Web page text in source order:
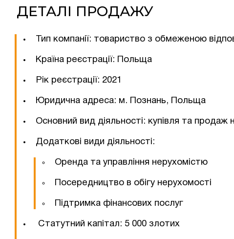
ДЕТАЛІ ПРОДАЖУ
Тип компанії: товариство з обмеженою
Країна реєстрації: Польща
Рік реєстрації: 2021
Юридична адреса: м. Познань, Польща
Основний вид діяльності: купівля та продаж
Додаткові види діяльності:
Оренда та управління нерухомістю
Посередництво в обігу нерухомості
Підтримка фінансових послуг
Статутний капітал: 5 000 злотих